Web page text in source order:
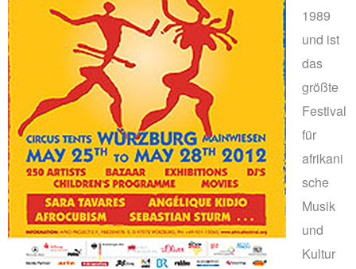
1989
und ist
das
größte
Festival
für
afrikani
sche
Musik
und
Kultur